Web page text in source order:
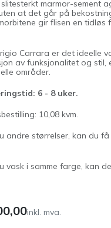
marmor-sement
at det går på
gir flisen en tidløs
Carrara er det ideelle
av funksjonalitet og stil,
områder.
6 - 8 uker.
10,08 kvm.
andre størrelser, kan du
vask i samme farge, kan
inkl. mva.